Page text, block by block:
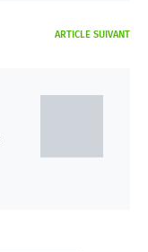
ARTICLE SUIVANT